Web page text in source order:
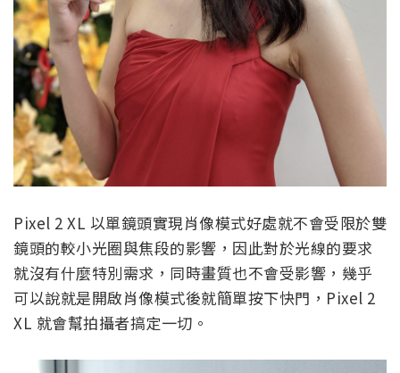
Pixel 2 XL 以單鏡頭實現肖像模式好處就不會受限於雙
鏡頭的較小光圈與焦段的影響，因此對於光線的要求
就沒有什麼特別需求，同時畫質也不會受影響，幾乎
可以說就是開啟肖像模式後就簡單按下快門，Pixel 2
XL 就會幫拍攝者搞定一切。